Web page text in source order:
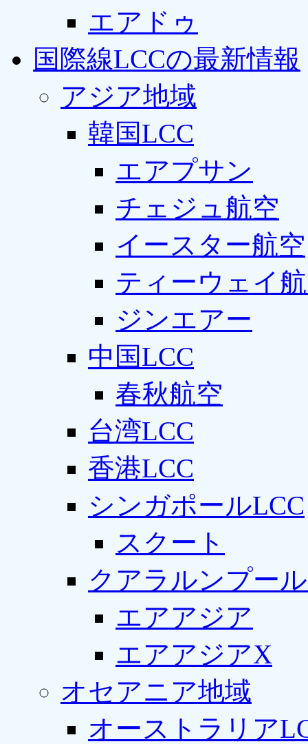
エアドゥ
国際線LCCの最新情報
アジア地域
韓国LCC
エアプサン
チェジュ航空
イースター航空
ティーウェイ
ジンエアー
中国LCC
春秋航空
台湾LCC
香港LCC
シンガポールLCC
スクート
クアラルンプー
エアアジア
エアアジアX
オセアニア地域
オーストラリア